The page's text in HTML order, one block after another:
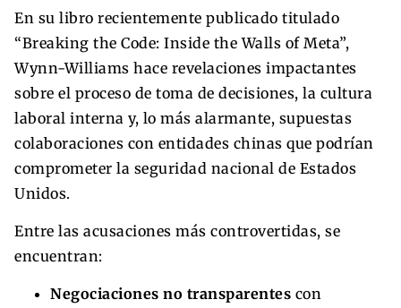
En su libro recientemente publicado titulado
“Breaking the Code: Inside the Walls of Meta”,
Wynn-Williams hace revelaciones impactantes
sobre el proceso de toma de decisiones, la cultura
laboral interna y, lo más alarmante, supuestas
colaboraciones con entidades chinas que podrían
comprometer la seguridad nacional de Estados
Unidos.
Entre las acusaciones más controvertidas, se
encuentran:
Negociaciones no transparentes con